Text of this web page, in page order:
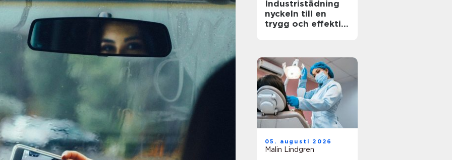
Industristädning
nyckeln till en
trygg och effektiv
05. augusti 2026
Malin Lindgren